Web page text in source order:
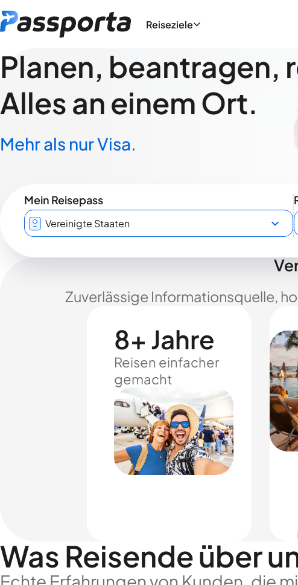
Reiseziele
Planen, beantragen,
Alles an einem Ort.
Mehr als nur Visa.
Mein Reisepass
Zuverlässige Informationsquelle,
8+ Jahre
Reisen einfacher
gemacht
Was Reisende über